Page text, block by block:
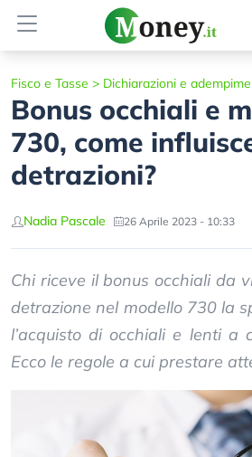
Fisco e Tasse > Dichiarazioni e
Bonus occhiali e
730, come
detrazioni?
Nadia Pascale 26 Aprile 2023 - 10:33
Chi riceve il bonus occhiali da
detrazione nel modello 730 la
l’acquisto di occhiali e lenti a
Ecco le regole a cui prestare